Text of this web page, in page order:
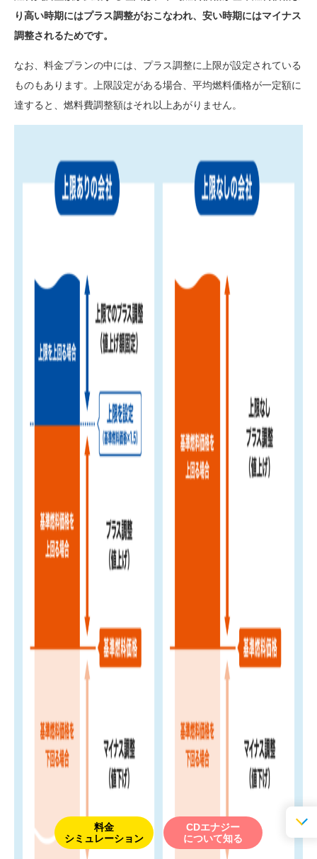
り高い時期にはプラス調整がおこなわれ、安い時期にはマイナス
調整されるためです。
なお、料金プランの中には、プラス調整に上限が設定されている
ものもあります。上限設定がある場合、平均燃料価格が一定額に
達すると、燃料費調整額はそれ以上あがりません。
料金
シミュレーション
CDエナジー
について知る